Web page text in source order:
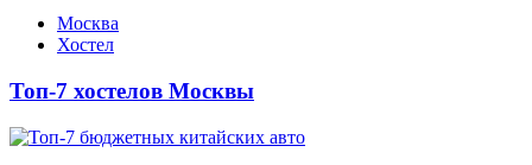
Москва
Хостел
Топ-7 хостелов Москвы